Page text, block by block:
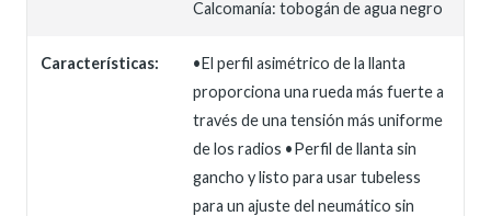
Calcomanía: tobogán de agua negro
Características:
•El perfil asimétrico de la llanta
proporciona una rueda más fuerte a
través de una tensión más uniforme
de los radios •Perfil de llanta sin
gancho y listo para usar tubeless
para un ajuste del neumático sin